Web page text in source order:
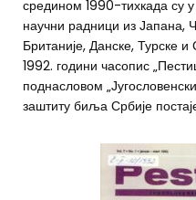
средином 1990-тихкада су
научни радници из Јапана,
Британије, Данске, Турске
1992. години часопис
поднасловом
заштиту биља Србије